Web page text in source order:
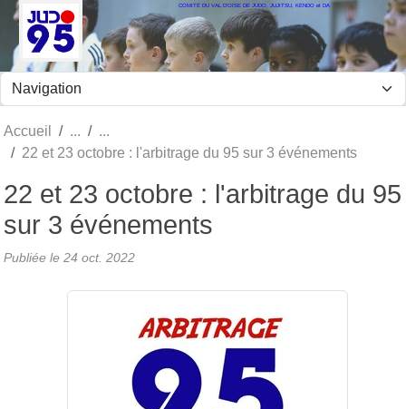
COMITÉ DU VAL D'OISE DE JUDO, JUJITSU, KENDO et DA
Accueil
22 et 23 octobre : l'arbitrage du 95 sur 3 événements
22 et 23 octobre : l'arbitrage du 95
sur 3 événements
Publiée le 24 oct. 2022
Panneau de gestion des cookies